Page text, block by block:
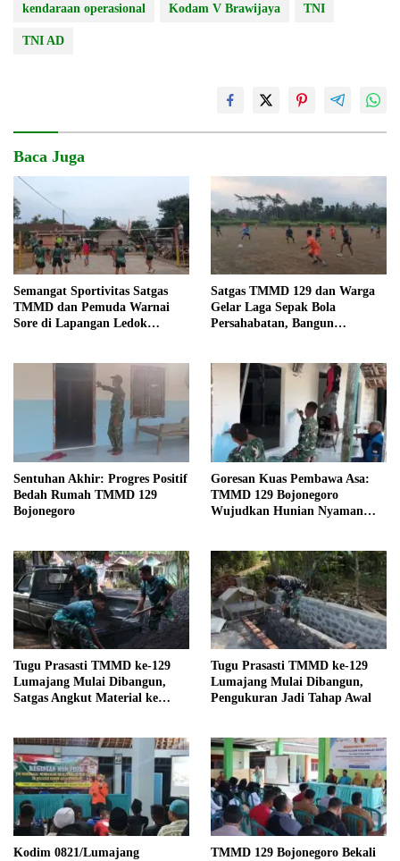
kendaraan operasional Kodam V Brawijaya TNI
TNI AD
Baca Juga
Semangat Sportivitas Satgas
TMMD dan Pemuda Warnai
Sore di Lapangan Ledok
Satgas TMMD 129 dan Warga
Gelar Laga Sepak Bola
Persahabatan, Bangun
Sentuhan Akhir: Progres Positif
Bedah Rumah TMMD 129
Bojonegoro
Goresan Kuas Pembawa Asa:
TMMD 129 Bojonegoro
Wujudkan Hunian Nyaman
Tugu Prasasti TMMD ke-129
Lumajang Mulai Dibangun,
Satgas Angkut Material ke
Tugu Prasasti TMMD ke-129
Lumajang Mulai Dibangun,
Pengukuran Jadi Tahap Awal
Kodim 0821/Lumajang
TMMD 129 Bojonegoro Bekali